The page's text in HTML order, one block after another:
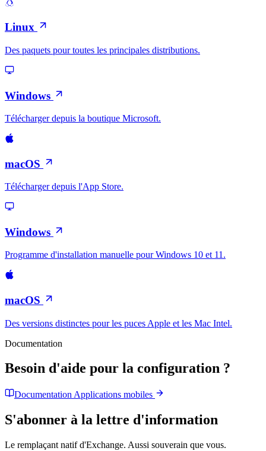
Linux
Des paquets pour toutes les principales distributions.
Windows
Télécharger depuis la boutique Microsoft.
macOS
Télécharger depuis l'App Store.
Windows
Programme d'installation manuelle pour Windows 10 et 11.
macOS
Des versions distinctes pour les puces Apple et les Mac Intel.
Documentation
Besoin d'aide pour la configuration ?
Documentation Applications mobiles
S'abonner à la lettre d'information
Le remplaçant natif d'Exchange. Aussi souverain que vous.